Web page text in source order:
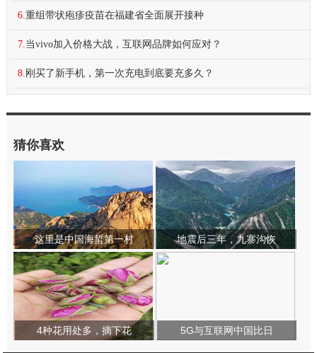
6.重组带状疱疹疫苗在福建省全面展开接种
7.当vivo加入价格大战，互联网品牌如何应对？
8. 刚买了新手机，第一次充电到底要充多久？
猜你喜欢
这里是中国海蜇第一村 地震后三年，九寨沟恢
4种花用处多，摘下花 5G与互联网中国比日